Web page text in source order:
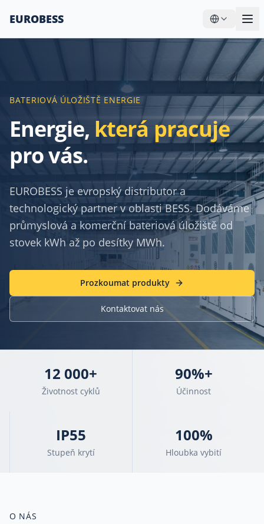
EUROBESS
BATERIOVÁ ÚLOŽIŠTĚ ENERGIE
Energie, která pracuje
pro vás.
EUROBESS je evropský distributor a
technologický partner v oblasti BESS. Dodáváme
průmyslová a komerční bateriová úložiště od
stovek kWh až po desítky MWh.
Prozkoumat produkty
Kontaktovat nás
12 000+
Životnost cyklů
90%+
Účinnost
IP55
Stupeň krytí
100%
Hloubka vybití
O NÁS